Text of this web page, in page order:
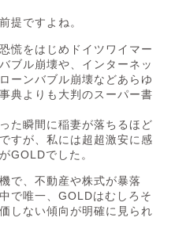
提ですよね。
慌をはじめドイツワイマー
ブル崩壊や、インターネッ
ーンバブル崩壊などあらゆ
典よりも大判のスーパー書
た瞬間に稲妻が落ちるほど
すが、私には超超激安に感
GOLDでした。
で、不動産や株式が暴落
で唯一、GOLDはむしろそ
しない傾向が明確に見られ